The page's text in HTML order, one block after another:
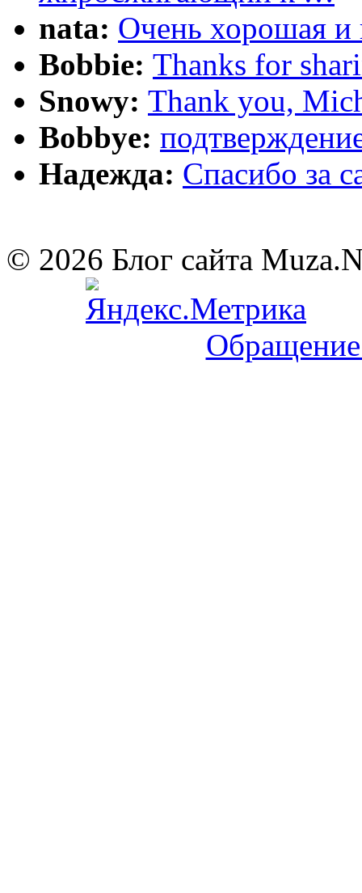
nata: Очень хорошая и
Bobbie: Thanks for
Snowy: Thank you,
Bobbye:
Надежда: Cпасибо за
© 2026 Блог сайта
Обращение